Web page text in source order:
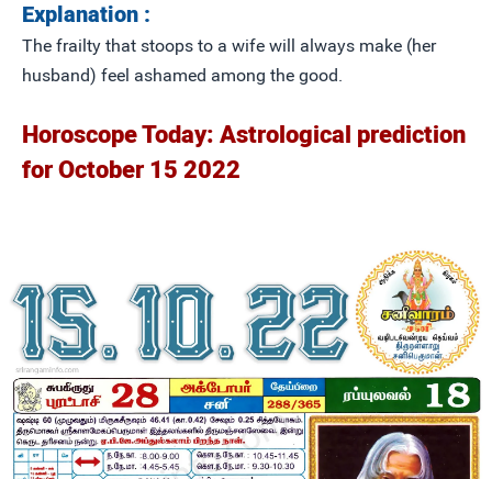
Explanation :
The frailty that stoops to a wife will always make (her
husband) feel ashamed among the good.
Horoscope Today: Astrological prediction
for October 15 2022